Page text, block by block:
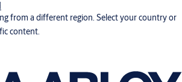
from a different region. Select your country or
content.